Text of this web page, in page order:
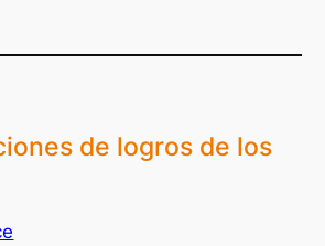
de logros de los